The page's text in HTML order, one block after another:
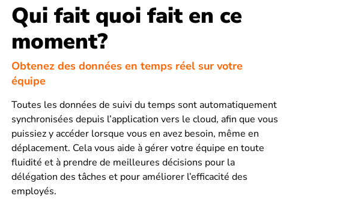
Qui fait quoi fait en ce
moment?
Obtenez des données en temps réel sur votre
équipe
Toutes les données de suivi du temps sont automatiquement
synchronisées depuis l’application vers le cloud, afin que vous
puissiez y accéder lorsque vous en avez besoin, même en
déplacement. Cela vous aide à gérer votre équipe en toute
fluidité et à prendre de meilleures décisions pour la
délégation des tâches et pour améliorer l’efficacité des
employés.